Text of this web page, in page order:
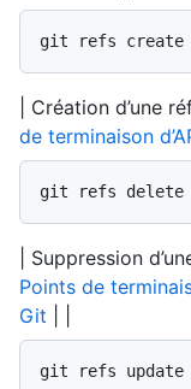
git refs create
| Création d’une
de terminaison
git refs delete
| Suppression
Points de
Git
git refs update